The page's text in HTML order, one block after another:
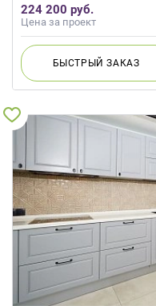
224 200 руб.
Цена за проект
БЫСТРЫЙЗАКАЗ
данных.